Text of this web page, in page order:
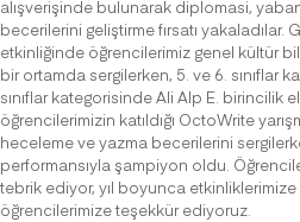
alışverişinde bulunarak diplomasi,
becerilerini geliştirme fırsatı
etkinliğinde öğrencilerimiz genel kültür
bir ortamda sergilerken, 5. ve 6. sınıflar
sınıflar kategorisinde Ali Alp E. birincilik
öğrencilerimizin katıldığı OctoWrite
heceleme ve yazma becerilerini
performansıyla şampiyon oldu.
tebrik ediyor, yıl boyunca etkinliklerimize
öğrencilerimize teşekkür ediyoruz.